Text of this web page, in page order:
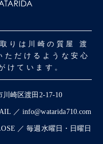
りは川崎の質屋 渡
ただけるような安心
けています。
川崎区渡田2-17-10
／ info@watarida710.com
／ 毎週水曜日・日曜日